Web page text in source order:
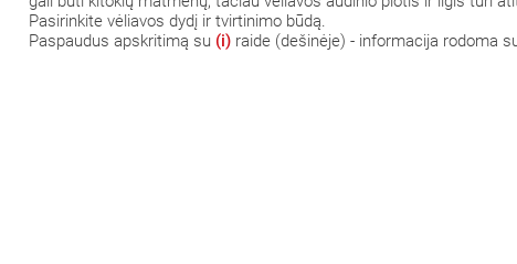
Pasirinkite vėliavos dydį ir tvirtinimo būdą.
Paspaudus apskritimą su (i) raide (dešinėje) - informacija rodoma